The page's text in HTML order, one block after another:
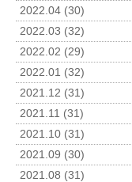
2022.04 (30)
2022.03 (32)
2022.02 (29)
2022.01 (32)
2021.12 (31)
2021.11 (31)
2021.10 (31)
2021.09 (30)
2021.08 (31)